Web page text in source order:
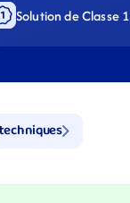
Solution de Classe 1